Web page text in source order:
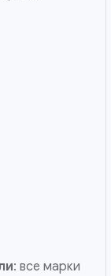
: все марки